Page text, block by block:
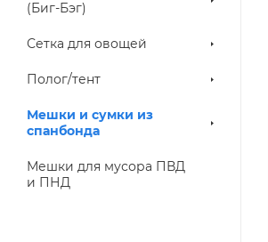
(Биг-Бэг)
Сетка для овощей
Полог/тент
Мешки и сумки из
спанбонда
Мешки для мусора ПВД
и ПНД